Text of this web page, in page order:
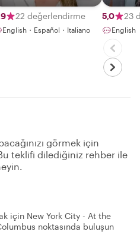
22 değerlendirme
English・Español・Italiano
5,0 23
English
görmek için
teklifi dilediğiniz rehber ile
için New York City - At the
noktasında buluşun